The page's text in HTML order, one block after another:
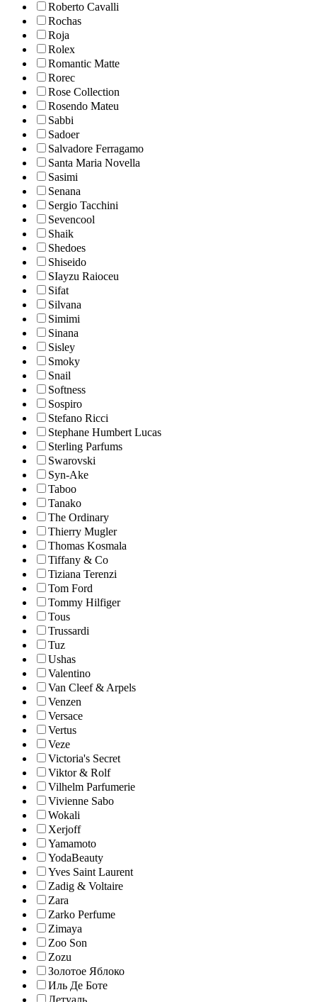
Roberto Cavalli
Rochas
Roja
Rolex
Romantic Matte
Rorec
Rose Collection
Rosendo Mateu
Sabbi
Sadoer
Salvadore Ferragamo
Santa Maria Novella
Sasimi
Senana
Sergio Tacchini
Sevencool
Shaik
Shedoes
Shiseido
SIayzu Raioceu
Sifat
Silvana
Simimi
Sinana
Sisley
Smoky
Snail
Softness
Sospiro
Stefano Ricci
Stephane Humbert Lucas
Sterling Parfums
Swarovski
Syn-Ake
Taboo
Tanako
The Ordinary
Thierry Mugler
Thomas Kosmala
Tiffany & Co
Tiziana Terenzi
Tom Ford
Tommy Hilfiger
Tous
Trussardi
Tuz
Ushas
Valentino
Van Cleef & Arpels
Venzen
Versace
Vertus
Veze
Victoria's Secret
Viktor & Rolf
Vilhelm Parfumerie
Vivienne Sabo
Wokali
Xerjoff
Yamamoto
YodaBeauty
Yves Saint Laurent
Zadig & Voltaire
Zara
Zarko Perfume
Zimaya
Zoo Son
Zozu
Золотое Яблоко
Иль Де Боте